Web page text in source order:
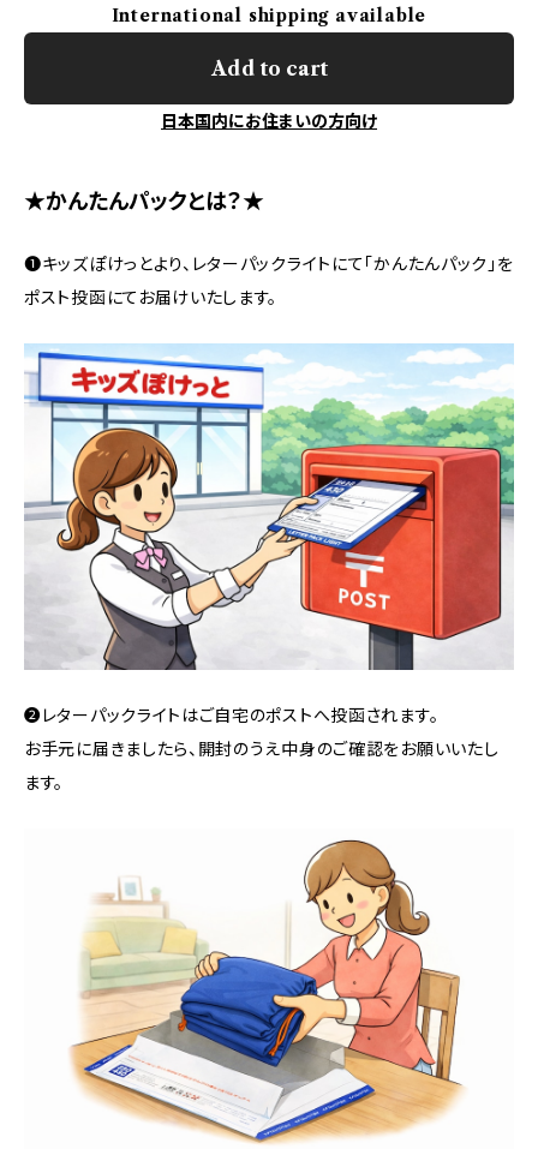
International shipping available
Add to cart
日本国内にお住まいの方向け
★かんたんパックとは？★
❶キッズぽけっとより、レターパックライトにて「かんたんパック」を
ポスト投函にてお届けいたします。
❷レターパックライトはご自宅のポストへ投函されます。
お手元に届きましたら、開封のうえ中身のご確認をお願いいたし
ます。